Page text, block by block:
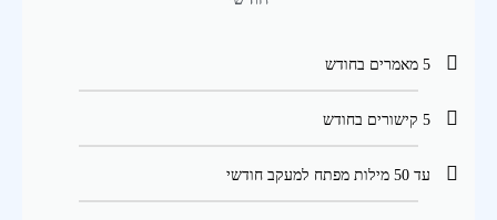
5 מאמרים בחודש
5 קישורים בחודש
עד 50 מילות מפתח למעקב חודשי